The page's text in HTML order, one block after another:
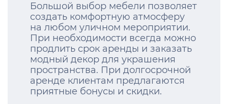
Большой выбор мебели позволяет
создать комфортную атмосферу
на любом уличном мероприятии.
При необходимости всегда можно
продлить срок аренды и заказать
модный декор для украшения
пространства. При долгосрочной
аренде клиентам предлагаются
приятные бонусы и скидки.